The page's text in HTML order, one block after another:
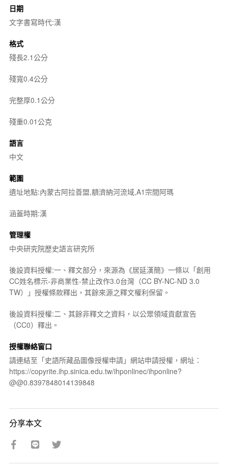
日期
文字書寫時代:漢
格式
殘長2.1公分
殘寬0.4公分
完整厚0.1公分
殘重0.01公克
語言
中文
範圍
遺址地點:內蒙古阿拉善盟,額濟納河流域,A1宗間阿瑪
涵蓋時期:漢
管理權
中央研究院歷史語言研究所
後設資料授權:一、釋文部分，來源為《居延漢簡》一條以「創用
CC姓名標示-非商業性-禁止改作3.0台灣（CC BY-NC-ND 3.0
TW）」授權條款釋出，其餘來源之釋文權利保留。
後設資料授權:二、其餘非釋文之資料，以公眾領域貢獻宣告
（CC0）釋出。
授權聯絡窗口
請連結至「史語所藏品圖像授權申請」網站申請授權，網址：
https://copyrite.ihp.sinica.edu.tw/ihponlinec/ihponline?
@@0.8397848014139848
分享本文